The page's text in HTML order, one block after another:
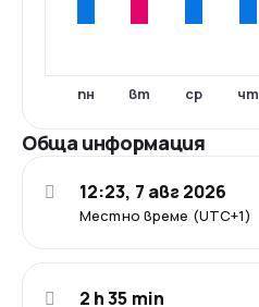
пн вт ср чт
Обща информация
Местно време (UTC+1)
12:23, 7 авг 2026
2 h 35 min